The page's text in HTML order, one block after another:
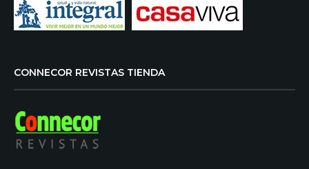
CONNECOR REVISTAS TIENDA